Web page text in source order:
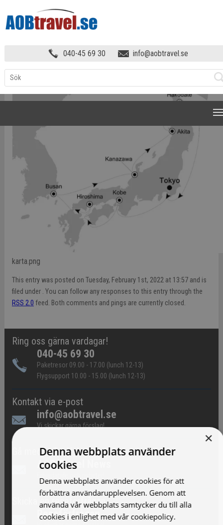
040-45 69 30 info@aobtravel.se
SILVERSEA!»KARTA
karta.png
This entry was posted on Tuesday, February 1st, 2022 at 13:57 and is
filed under . You can follow any responses to this entry through the
RSS 2.0 feed. Both comments and pings are currently closed.
Ring oss gärna vardagar!
040-45 69 30
Paketresor 09.00 - 17.00 (lunch 12-13)
Flygsupport 10.00 - 15.00 (lunch 12-13)
Kontakt via e-post
info@aobtravel.se
Vi skickar gärna förslag!
Gå med i vårt Nyhetsbrev
AOB Travel News
Skicka en reseförfrågan
Reseförfrågan
×
Denna webbplats använder
cookies
Denna webbplats använder cookies för att
förbättra användarupplevelsen. Genom att
använda vår webbplats samtycker du till alla
cookies i enlighet med vår cookiepolicy.